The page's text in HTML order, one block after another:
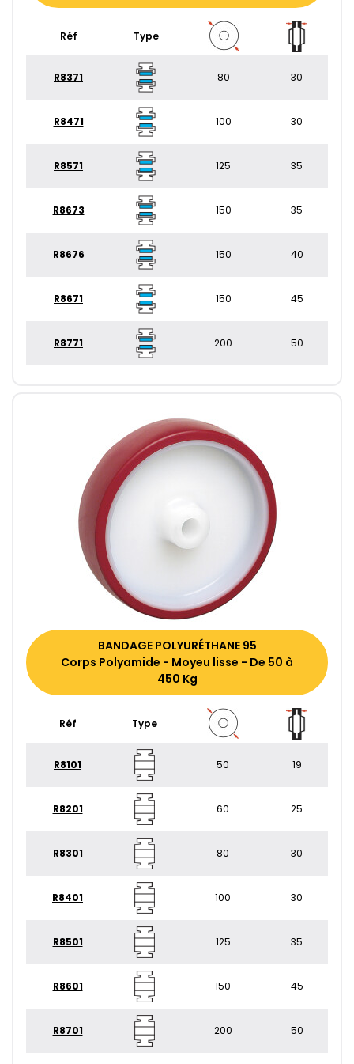
Réf Type
R8371 80 30
R8471 100 30
R8571 125 35
R8673 150 35
R8676 150 40
R8671 150 45
R8771 200 50
BANDAGE POLYURÉTHANE 95
Corps Polyamide - Moyeu lisse - De 50 à
450 Kg
Réf Type
R8101 50 19
R8201 60 25
R8301 80 30
R8401 100 30
R8501 125 35
R8601 150 45
R8701 200 50